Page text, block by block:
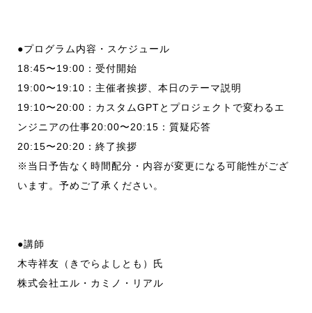
●プログラム内容・スケジュール
18:45〜19:00：受付開始
19:00〜19:10：主催者挨拶、本日のテーマ説明
19:10〜20:00：カスタムGPTとプロジェクトで変わるエ
ンジニアの仕事 20:00〜20:15：質疑応答
20:15〜20:20：終了挨拶
※当日予告なく時間配分・内容が変更になる可能性がござ
います。予めご了承ください。
●講師
木寺祥友（きでらよしとも）氏
株式会社エル・カミノ・リアル